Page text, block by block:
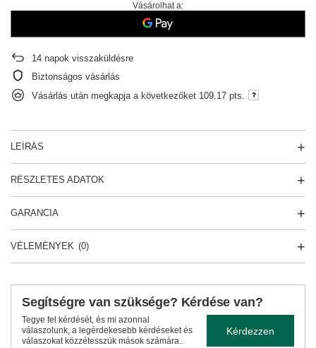
Vásárolhat a:
14 napok visszaküldésre
Biztonságos vásárlás
Vásárlás után megkapja a következőket 109.17 pts.
LEÍRÁS
RÉSZLETES ADATOK
GARANCIA
VÉLEMÉNYEK (0)
Segítségre van szüksége? Kérdése van?
Tegye fel kérdését, és mi azonnal
válaszolunk, a legérdekesebb kérdéseket és
válaszokat közzétesszük mások számára..
Kérdezzen